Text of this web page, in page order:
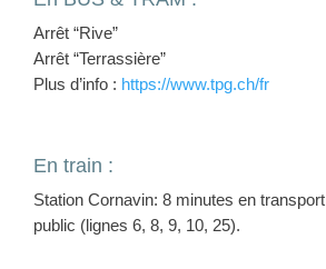
Arrêt “Rive”
Arrêt “Terrassière”
Plus d’info : https://www.tpg.ch/fr
En train :
Station Cornavin: 8 minutes en transport
public (lignes 6, 8, 9, 10, 25).